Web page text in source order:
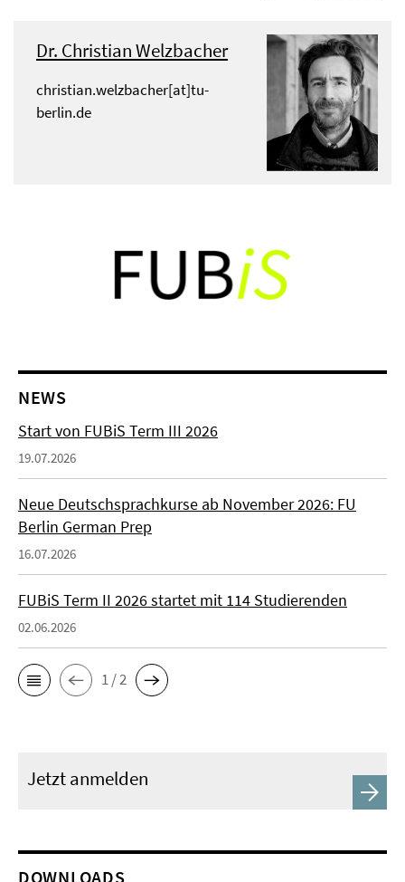
Dr. Christian Welzbacher
christian.welzbacher[at]tu-
berlin.de
NEWS
Start von FUBiS Term III 2026
19.07.2026
Neue Deutschsprachkurse ab November 2026: FU
Berlin German Prep
16.07.2026
FUBiS Term II 2026 startet mit 114 Studierenden
02.06.2026
1 / 2
Jetzt anmelden
DOWNLOADS